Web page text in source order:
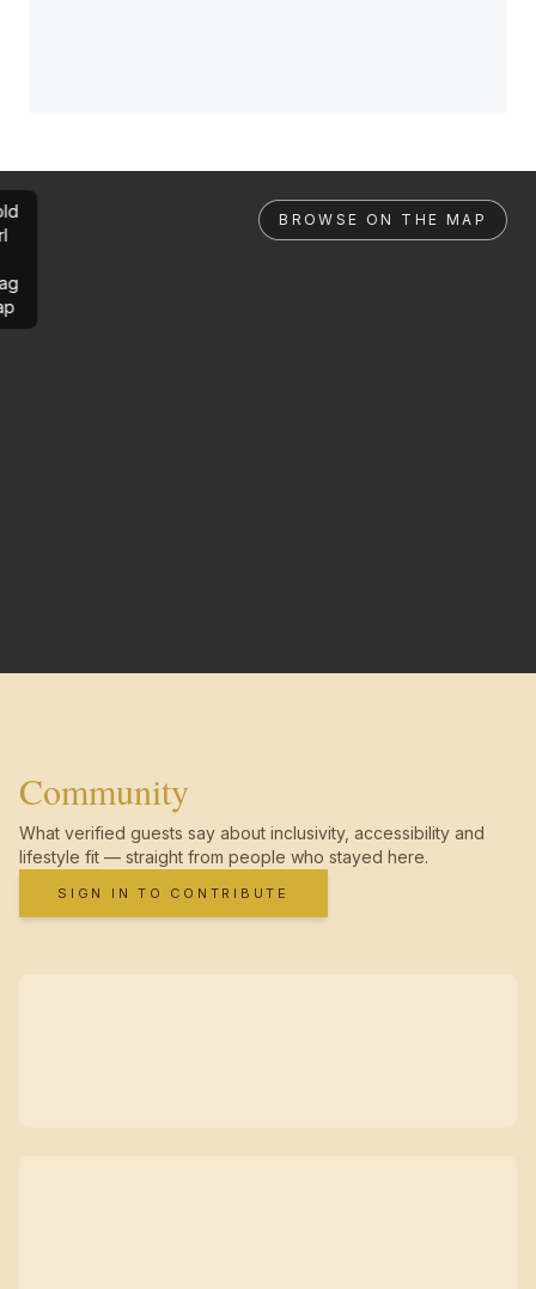
BROWSE ON THE MAP
Community
What verified guests say about inclusivity, accessibility and
lifestyle fit — straight from people who stayed here.
SIGN IN TO CONTRIBUTE